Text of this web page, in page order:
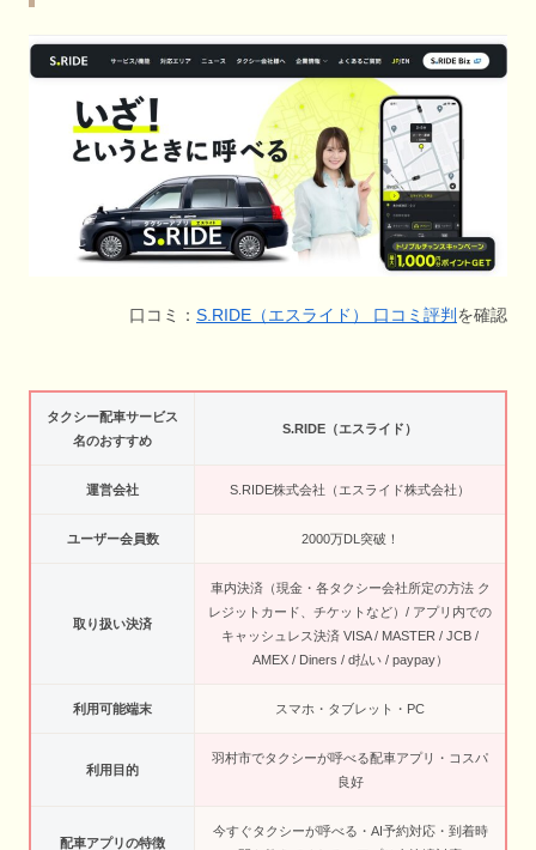
口コミ： S.RIDE（エスライド） 口コミ評判 を確認
タクシー配車サービス
名のおすすめ
S.RIDE（エスライド）
運営会社 S.RIDE株式会社（エスライド株式会社）
ユーザー会員数 2000万DL突破！
取り扱い決済
車内決済（現金・各タクシー会社所定の方法 ク
レジットカード、チケットなど）/ アプリ内での
キャッシュレス決済 VISA / MASTER / JCB /
AMEX / Diners / d払い / paypay）
利用可能端末 スマホ・タブレット・PC
利用目的
羽村市でタクシーが呼べる配車アプリ・コスパ
良好
配車アプリの特徴
今すぐタクシーが呼べる・AI予約対応・到着時